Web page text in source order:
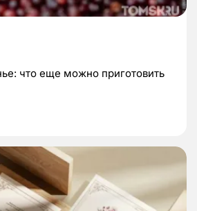
что еще можно приготовить